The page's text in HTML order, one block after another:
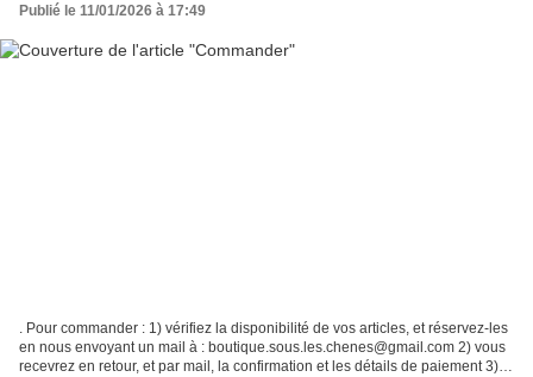
Publié le 11/01/2026 à 17:49
. Pour commander : 1) vérifiez la disponibilité de vos articles, et réservez-les
en nous envoyant un mail à : boutique.sous.les.chenes@gmail.com 2) vous
recevrez en retour, et par mail, la confirmation et les détails de paiement 3)